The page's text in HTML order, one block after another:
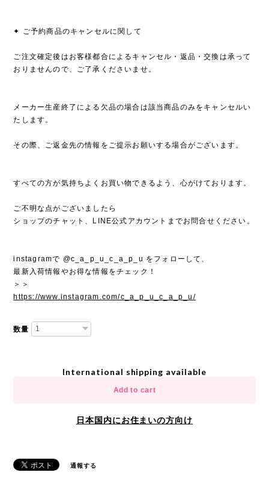
✦ ご予約商品のキャンセルに関して
ご注文確定後はお客様都合によるキャンセル・返品・交換は承って
おりませんので、ご了承くださいませ。
メーカー生産終了による欠品の場合は該当商品のみをキャンセルい
たします。
その際、ご返金先の情報をご提示お願いする場合がございます。
すべての方が気持ちよくお買い物できるよう、心がけております。
ご不明な点がございましたら
ショップのチャット、LINE公式アカウントまでお問合せください。
instagramで @c_a_p_u_c_a_p_u をフォローして、
最新入荷情報やお得な情報をチェック！
＞＞
https://www.instagram.com/c_a_p_u_c_a_p_u/
数量
International shipping available
Add to cart
日本国内にお住まいの方向け
通報する